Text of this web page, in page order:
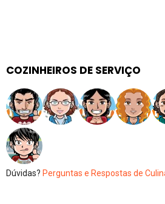
COZINHEIROS DE SERVIÇO
Dúvidas? Perguntas e Respostas de